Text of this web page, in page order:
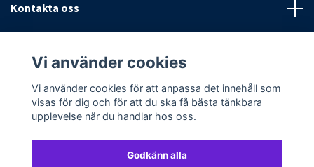
Kontakta oss
Sociala medier
Vi använder cookies
Vi använder cookies för att anpassa det innehåll som
visas för dig och för att du ska få bästa tänkbara
upplevelse när du handlar hos oss.
Godkänn alla